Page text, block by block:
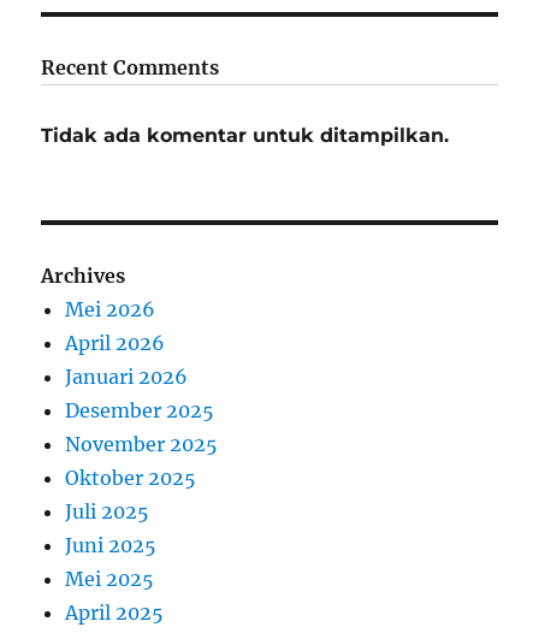
Recent Comments
Tidak ada komentar untuk ditampilkan.
Archives
Mei 2026
April 2026
Januari 2026
Desember 2025
November 2025
Oktober 2025
Juli 2025
Juni 2025
Mei 2025
April 2025